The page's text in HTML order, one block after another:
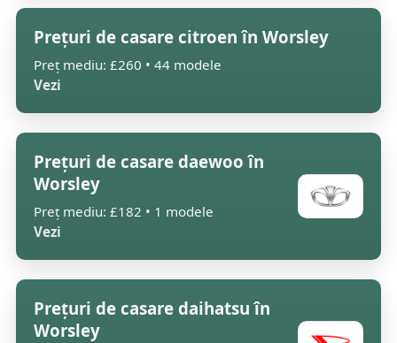
Prețuri de casare citroen în Worsley
Preț mediu: £260 • 44 modele
Vezi
Prețuri de casare daewoo în
Worsley
Preț mediu: £182 • 1 modele
Vezi
Prețuri de casare daihatsu în
Worsley